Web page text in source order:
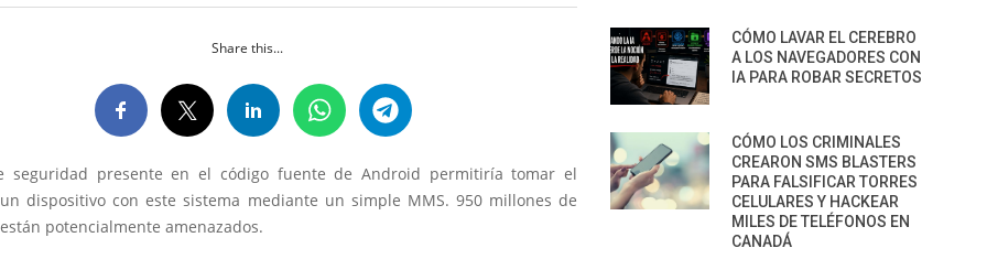
Share this...
seguridad presente en el código fuente de Android permitiría tomar el
dispositivo con este sistema mediante un simple MMS. 950 millones de
potencialmente amenazados.
CÓMO LAVAR EL CEREBRO
A LOS NAVEGADORES CON
IA PARA ROBAR SECRETOS
CÓMO LOS CRIMINALES
CREARON SMS BLASTERS
PARA FALSIFICAR TORRES
CELULARES Y HACKEAR
MILES DE TELÉFONOS EN
CANADÁ